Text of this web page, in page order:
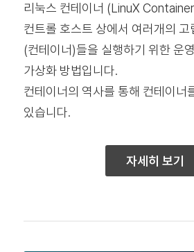
리눅스 컨테이너 (LinuX
컨트롤 호스트 상에서 여러개의 고
(컨테이너)들을 실행하기 위한 운
가상화 방법입니다.
컨테이너의 역사를 통해 컨테이너
있습니다.
자세히 보기